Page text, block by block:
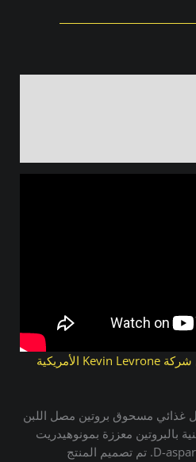
منتج Anabolic IsoWhey من شركة Kevin Levrone الأمريكية
غذائي مسحوق بروتين مصل اللبن
بالبروتين معززة بمونوهيدريت
الكرياتين والتورين وحمض D-aspartic. تم تصميم المنتج